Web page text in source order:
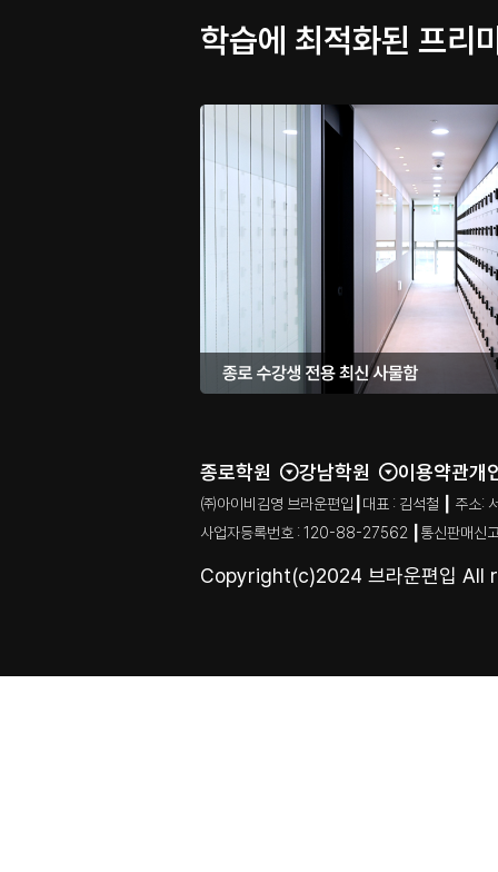
학습에 최적화된 프리
종로학원 강남학원 이용약관개
㈜아이비김영 브라운편입┃대표 : 김석철 ┃ 주
사업자등록번호 : 120-88-27562 ┃통신판매신
Copyright(c)2024 브라운편입